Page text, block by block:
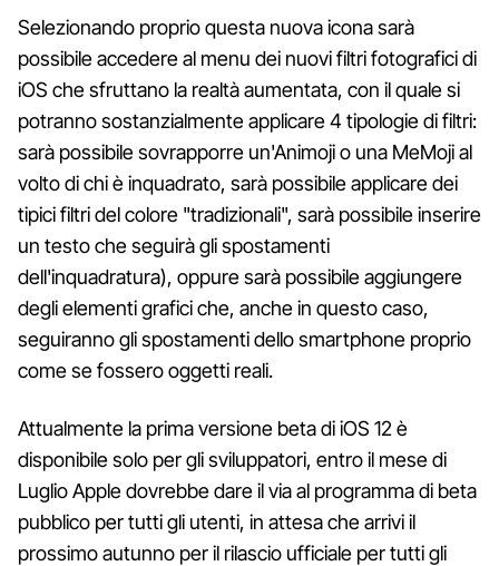
Selezionando proprio questa nuova icona sarà
possibile accedere al menu dei nuovi filtri fotografici di
iOS che sfruttano la realtà aumentata, con il quale si
potranno sostanzialmente applicare 4 tipologie di filtri:
sarà possibile sovrapporre un'Animoji o una MeMoji al
volto di chi è inquadrato, sarà possibile applicare dei
tipici filtri del colore "tradizionali", sarà possibile inserire
un testo che seguirà gli spostamenti
dell'inquadratura), oppure sarà possibile aggiungere
degli elementi grafici che, anche in questo caso,
seguiranno gli spostamenti dello smartphone proprio
come se fossero oggetti reali.
Attualmente la prima versione beta di iOS 12 è
disponibile solo per gli sviluppatori, entro il mese di
Luglio Apple dovrebbe dare il via al programma di beta
pubblico per tutti gli utenti, in attesa che arrivi il
prossimo autunno per il rilascio ufficiale per tutti gli